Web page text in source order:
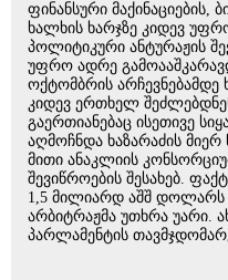
ფინანსური მაქინაციების,
ხალხის ხარჯზე კიდევ
პოლიტიკური ანტურაჟის
უფრო ადრე
ოქტომბრის არჩევნებამდე
კიდევ ერთხელ
გაერთიანებაც ისეთივე
აღმოჩნდა ხაზარაძის
მითი ანაკლიის
შევიწროების შესახებ.
1,5 მილიარდ აშშ
არბიტრაჟმა უთხრა უარი.
პარლამენტის